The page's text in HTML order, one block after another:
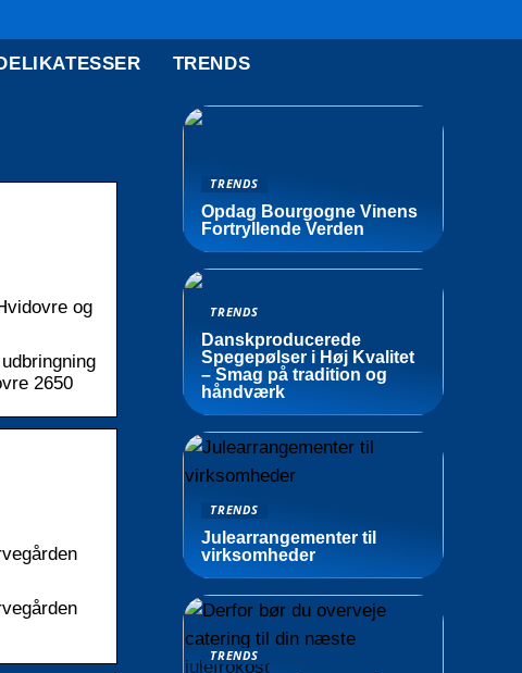
TRENDS
og
2650
TRENDS
Opdag Bourgogne Vinens
Fortryllende Verden
TRENDS
Danskproducerede
Spegepølser i Høj Kvalitet
– Smag på tradition og
håndværk
TRENDS
Julearrangementer til
virksomheder
TRENDS